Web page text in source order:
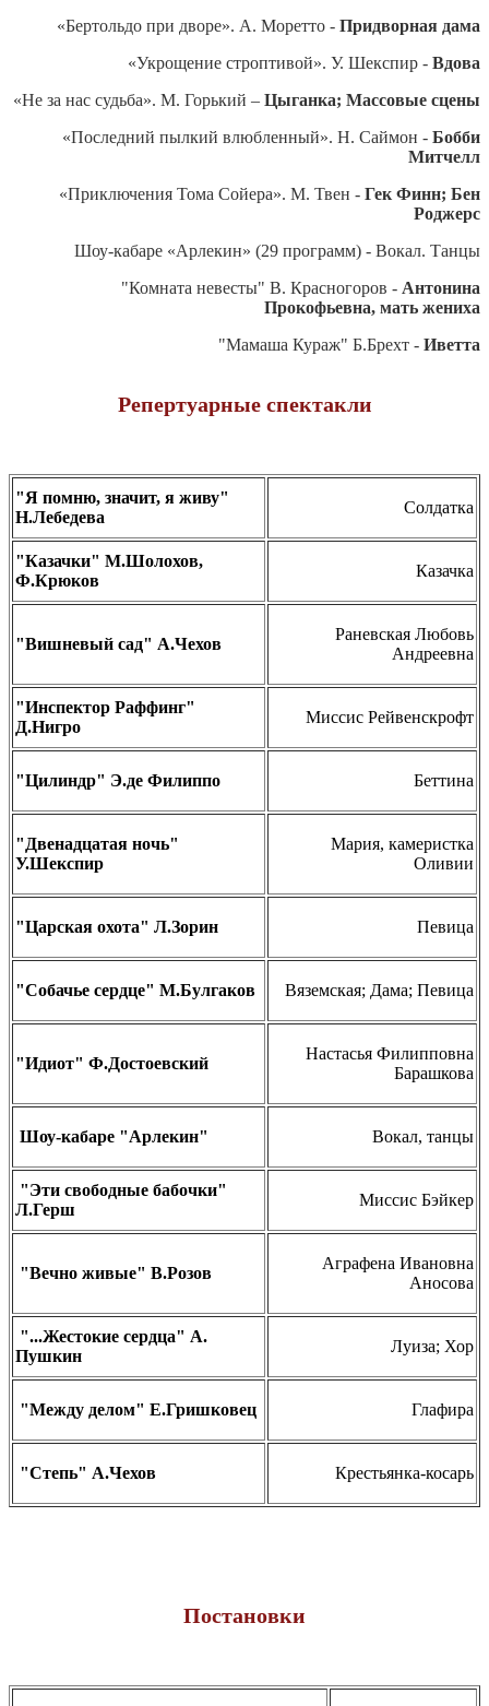
«Бертольдо при дворе». А. Моретто - Придворная дама
«Укрощение строптивой». У. Шекспир - Вдова
«Не за нас судьба». М. Горький – Цыганка; Массовые сцены
«Последний пылкий влюбленный». Н. Саймон - Бобби
Митчелл
«Приключения Тома Сойера». М. Твен - Гек Финн; Бен
Роджерс
Шоу-кабаре «Арлекин» (29 программ) - Вокал. Танцы
"Комната невесты" В. Красногоров - Антонина
Прокофьевна, мать жениха
"Мамаша Кураж" Б.Брехт - Иветта
Репертуарные спектакли
"Я помню, значит, я живу"
Н.Лебедева
Солдатка
"Казачки" М.Шолохов,
Ф.Крюков
Казачка
"Вишневый сад" А.Чехов
Раневская Любовь
Андреевна
"Инспектор Раффинг"
Д.Нигро
Миссис Рейвенскрофт
"Цилиндр" Э.де Филиппо Беттина
"Двенадцатая ночь"
У.Шекспир
Мария, камеристка
Оливии
"Царская охота" Л.Зорин Певица
"Собачье сердце" М.Булгаков Вяземская; Дама; Певица
"Идиот" Ф.Достоевский
Настасья Филипповна
Барашкова
Шоу-кабаре "Арлекин" Вокал, танцы
"Эти свободные бабочки"
Л.Герш
Миссис Бэйкер
"Вечно живые" В.Розов
Аграфена Ивановна
Аносова
"...Жестокие сердца" А.
Пушкин
Луиза; Хор
"Между делом" Е.Гришковец Глафира
"Степь" А.Чехов Крестьянка-косарь
Постановки